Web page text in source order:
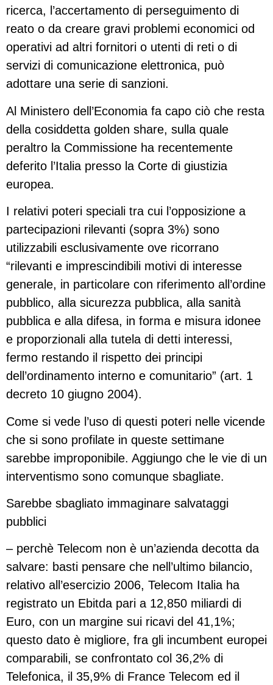
ricerca, l’accertamento di perseguimento di
reato o da creare gravi problemi economici od
operativi ad altri fornitori o utenti di reti o di
servizi di comunicazione elettronica, può
adottare una serie di sanzioni.
Al Ministero dell’Economia fa capo ciò che resta
della cosiddetta golden share, sulla quale
peraltro la Commissione ha recentemente
deferito l’Italia presso la Corte di giustizia
europea.
I relativi poteri speciali tra cui l’opposizione a
partecipazioni rilevanti (sopra 3%) sono
utilizzabili esclusivamente ove ricorrano
“rilevanti e imprescindibili motivi di interesse
generale, in particolare con riferimento all’ordine
pubblico, alla sicurezza pubblica, alla sanità
pubblica e alla difesa, in forma e misura idonee
e proporzionali alla tutela di detti interessi,
fermo restando il rispetto dei principi
dell’ordinamento interno e comunitario” (art. 1
decreto 10 giugno 2004).
Come si vede l’uso di questi poteri nelle vicende
che si sono profilate in queste settimane
sarebbe improponibile. Aggiungo che le vie di un
interventismo sono comunque sbagliate.
Sarebbe sbagliato immaginare salvataggi
pubblici
– perchè Telecom non è un’azienda decotta da
salvare: basti pensare che nell’ultimo bilancio,
relativo all’esercizio 2006, Telecom Italia ha
registrato un Ebitda pari a 12,850 miliardi di
Euro, con un margine sui ricavi del 41,1%;
questo dato è migliore, fra gli incumbent europei
comparabili, se confrontato col 36,2% di
Telefonica, il 35,9% di France Telecom ed il